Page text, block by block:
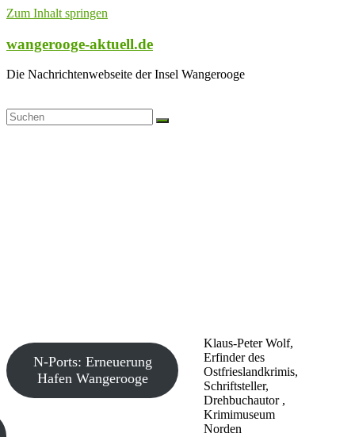
Zum Inhalt springen
wangerooge-aktuell.de
Die Nachrichtenwebseite der Insel Wangerooge
Klaus-Peter Wolf,
Erfinder des
Ostfrieslandkrimis,
Schriftsteller,
Drehbuchautor ,
Krimimuseum
Norden
N-Ports: Erneuerung
Hafen Wangerooge